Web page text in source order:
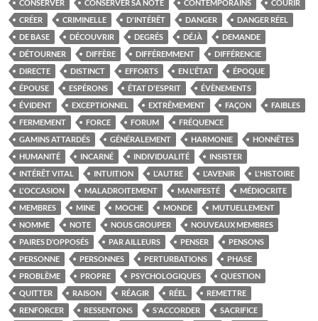
CONSERVER CONSERVER SA NOTE CONTEMPORAINS
COURIR
CRÉER
CRIMINELLE D'INTÉRÊT DANGER
DANGER RÉEL
DE BASE
DÉCOUVRIR DEGRÉS DÉJÀ
DEMANDE
DÉTOURNER
DIFFÈRE DIFFÉREMMENT
DIFFÉRENCIE
DIRECTE
DISTINCT EFFORTS EN L'ÉTAT
ÉPOQUE
ÉPOUSE
ESPÉRONS ÉTAT D'ESPRIT
ÉVÈNEMENTS
ÉVIDENT
EXCEPTIONNEL EXTRÊMEMENT FAÇON
FAIBLES
FERMEMENT
FORCE FORUM
FRÉQUENCE
GAMINS ATTARDÉS
GÉNÉRALEMENT HARMONIE
HONNÊTES
HUMANITÉ
INCARNÉ INDIVIDUALITÉ
INSISTER
INTÉRÊT VITAL
INTUITION L'AUTRE L'AVENIR
L'HISTOIRE
L'OCCASION
MALADROITEMENT MANIFESTÉ
MÉDIOCRITE
MEMBRES
MINE MOCHE MONDE
MUTUELLEMENT
NOMME
NOTE NOUS GROUPER
NOUVEAUX MEMBRES
PAIRES D’OPPOSÉS
PAR AILLEURS PENSER
PENSONS
PERSONNE
PERSONNES PERTURBATIONS
PHASE
PROBLÈME
PROPRE PSYCHOLOGIQUES
QUESTION
QUITTER
RAISON RÉAGIR RÉEL
REMETTRE
RENFORCER
RESSENTONS S'ACCORDER
SACRIFICE